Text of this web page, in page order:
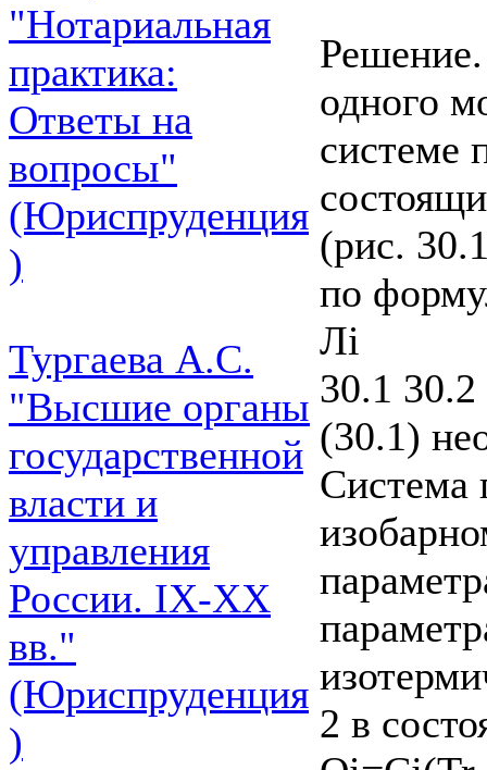
"Нотариальная
практика:
Ответы на
вопросы"
(Юриспруденция
)
Тургаева А.С.
"Высшие органы
государственной
власти и
управления
России. IХ-ХХ
вв."
(Юриспруденция
)
Решение.
одного
системе
(рис.
по
Лі
30.1 30.2
(30.1)
Система
2 в